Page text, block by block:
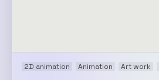
2D animation Animation Art work